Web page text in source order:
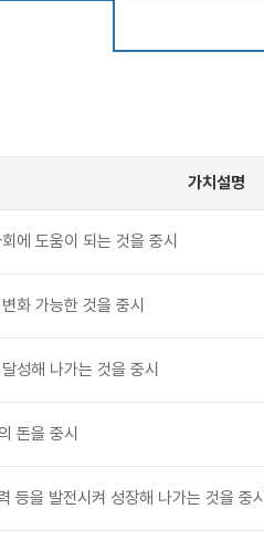
가치설명
에 도움이 되는 것을 중시
화 가능한 것을 중시
성해 나가는 것을 중시
돈을 중시
등을 발전시켜 성장해 나가는 것을 중시